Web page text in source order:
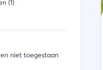
(1)
niet toegestaan